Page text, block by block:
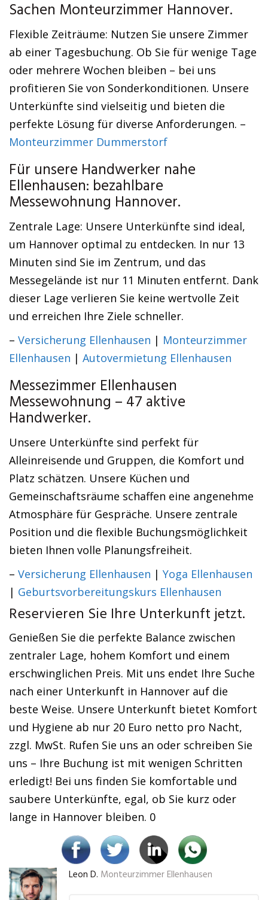
Sachen Monteurzimmer Hannover.
Flexible Zeiträume: Nutzen Sie unsere Zimmer
ab einer Tagesbuchung. Ob Sie für wenige Tage
oder mehrere Wochen bleiben – bei uns
profitieren Sie von Sonderkonditionen. Unsere
Unterkünfte sind vielseitig und bieten die
perfekte Lösung für diverse Anforderungen. –
Monteurzimmer Dummerstorf
Für unsere Handwerker nahe
Ellenhausen: bezahlbare
Messewohnung Hannover.
Zentrale Lage: Unsere Unterkünfte sind ideal,
um Hannover optimal zu entdecken. In nur 13
Minuten sind Sie im Zentrum, und das
Messegelände ist nur 11 Minuten entfernt. Dank
dieser Lage verlieren Sie keine wertvolle Zeit
und erreichen Ihre Ziele schneller.
– Versicherung Ellenhausen | Monteurzimmer
Ellenhausen | Autovermietung Ellenhausen
Messezimmer Ellenhausen
Messewohnung – 47 aktive
Handwerker.
Unsere Unterkünfte sind perfekt für
Alleinreisende und Gruppen, die Komfort und
Platz schätzen. Unsere Küchen und
Gemeinschaftsräume schaffen eine angenehme
Atmosphäre für Gespräche. Unsere zentrale
Position und die flexible Buchungsmöglichkeit
bieten Ihnen volle Planungsfreiheit.
– Versicherung Ellenhausen | Yoga Ellenhausen
| Geburtsvorbereitungskurs Ellenhausen
Reservieren Sie Ihre Unterkunft jetzt.
Genießen Sie die perfekte Balance zwischen
zentraler Lage, hohem Komfort und einem
erschwinglichen Preis. Mit uns endet Ihre Suche
nach einer Unterkunft in Hannover auf die
beste Weise. Unsere Unterkunft bietet Komfort
und Hygiene ab nur 20 Euro netto pro Nacht,
zzgl. MwSt. Rufen Sie uns an oder schreiben Sie
uns – Ihre Buchung ist mit wenigen Schritten
erledigt! Bei uns finden Sie komfortable und
saubere Unterkünfte, egal, ob Sie kurz oder
lange in Hannover bleiben. 0
Leon D. Monteurzimmer Ellenhausen